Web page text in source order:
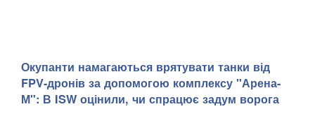
Окупанти намагаються врятувати танки від
FPV-дронів за допомогою комплексу "Арена-
М": В ISW оцінили, чи спрацює задум ворога